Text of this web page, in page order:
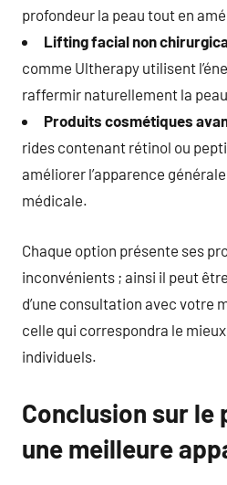
profondeur la peau tout en
Lifting facial non
comme Ultherapy utilisent
raffermir naturellement la
Produits cosmétiques
rides contenant rétinol ou
améliorer l’apparence
médicale.
Chaque option présente ses
inconvénients ; ainsi il peut
d’une consultation avec votre
celle qui correspondra le
individuels.
Conclusion sur le
une meilleure